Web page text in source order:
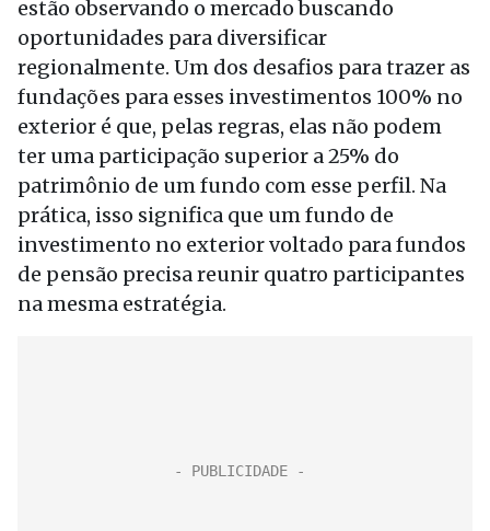
estão observando o mercado buscando
oportunidades para diversificar
regionalmente. Um dos desafios para trazer as
fundações para esses investimentos 100% no
exterior é que, pelas regras, elas não podem
ter uma participação superior a 25% do
patrimônio de um fundo com esse perfil. Na
prática, isso significa que um fundo de
investimento no exterior voltado para fundos
de pensão precisa reunir quatro participantes
na mesma estratégia.